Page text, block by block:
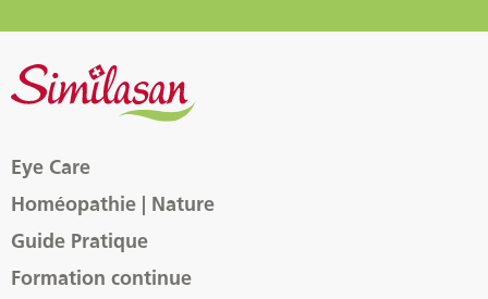
Eye Care
Homéopathie | Nature
Guide Pratique
Formation continue